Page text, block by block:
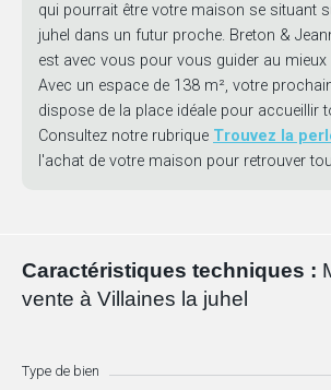
qui pourrait être votre maison se situant
juhel dans un futur proche. Breton &
est avec vous pour vous guider au
Avec un espace de 138 m², votre
dispose de la place idéale pour accueillir
Consultez notre rubrique Trouvez la
l'achat de votre maison pour retrouver
Caractéristiques techniques :
vente à Villaines la juhel
Type de bien